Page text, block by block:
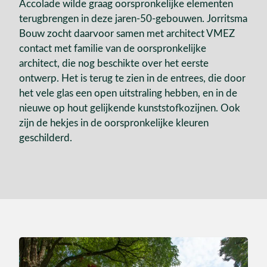
Accolade wilde graag oorspronkelijke elementen
terugbrengen in deze jaren-50-gebouwen. Jorritsma
Bouw zocht daarvoor samen met architect VMEZ
contact met familie van de oorspronkelijke
architect, die nog beschikte over het eerste
ontwerp. Het is terug te zien in de entrees, die door
het vele glas een open uitstraling hebben, en in de
nieuwe op hout gelijkende kunststofkozijnen. Ook
zijn de hekjes in de oorspronkelijke kleuren
geschilderd.